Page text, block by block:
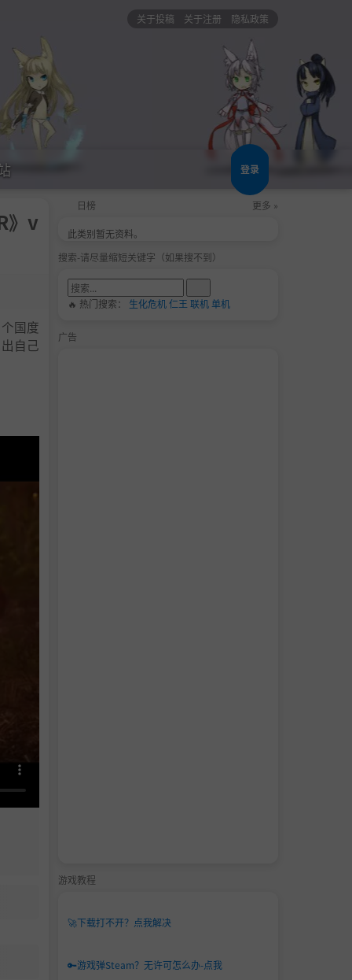
关于投稿 关于注册 隐私政策
登录
》v
国度
自己
日榜 更多 »
此类别暂无资料。
搜索-请尽量缩短关键字（如果搜不到）
🔥 热门搜索： 生化危机仁王 联机单机
广告
游戏教程
🚀下载打不开？点我解决
🔑游戏弹Steam？无许可怎么办-点我